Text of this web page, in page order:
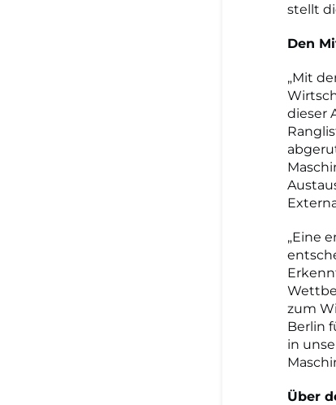
stellt
Den
„Mit
dieser
„Eine
zum
Berlin
in
Über